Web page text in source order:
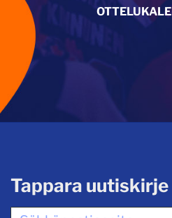
Tappara uutiskirje